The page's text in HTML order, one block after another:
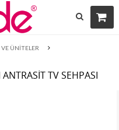
ÜNİTELER
TV SEHPASI